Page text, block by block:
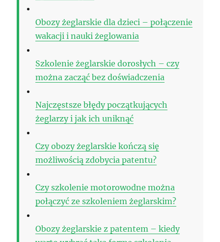
Obozy żeglarskie dla dzieci – połączenie
wakacji i nauki żeglowania
Szkolenie żeglarskie dorosłych – czy
można zacząć bez doświadczenia
Najczęstsze błędy początkujących
żeglarzy i jak ich uniknąć
Czy obozy żeglarskie kończą się
możliwością zdobycia patentu?
Czy szkolenie motorowodne można
połączyć ze szkoleniem żeglarskim?
Obozy żeglarskie z patentem – kiedy